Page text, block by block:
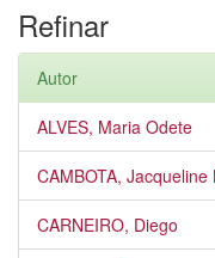
Refinar
Autor
ALVES, Maria Odete
CAMBOTA, Jacqueline
CARNEIRO, Diego